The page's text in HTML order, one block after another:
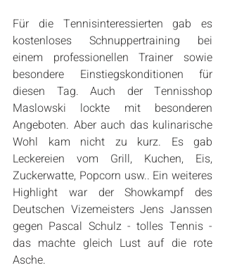
Für die Tennisinteressierten gab es
kostenloses Schnuppertraining bei
einem professionellen Trainer sowie
besondere Einstiegskonditionen für
diesen Tag. Auch der Tennisshop
Maslowski lockte mit besonderen
Angeboten. Aber auch das kulinarische
Wohl kam nicht zu kurz. Es gab
Leckereien vom Grill, Kuchen, Eis,
Zuckerwatte, Popcorn usw.. Ein weiteres
Highlight war der Showkampf des
Deutschen Vizemeisters Jens Janssen
gegen Pascal Schulz - tolles Tennis -
das machte gleich Lust auf die rote
Asche.